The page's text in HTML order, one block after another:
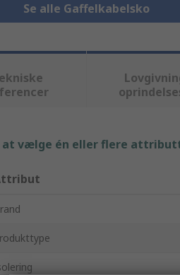
Se alle Gaffelkabelsko
at vælge én eller flere